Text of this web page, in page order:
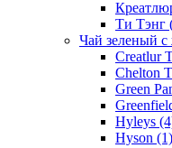
Ти Тэнг
Чай зеленый
Creatlur
Chelton
Green
Hyleys
Hyson (1)